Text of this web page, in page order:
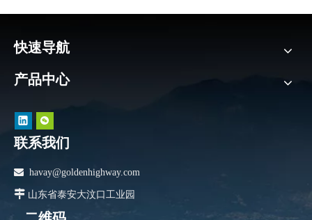
快速导航
产品中心
联系我们
 havay@goldenhighway.com
 山东省泰安大汶口工业园